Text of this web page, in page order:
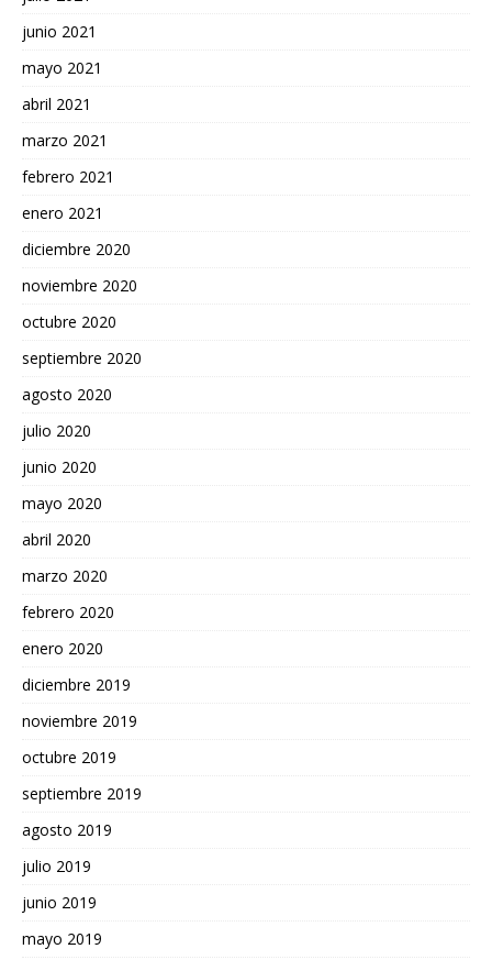
junio 2021
mayo 2021
abril 2021
marzo 2021
febrero 2021
enero 2021
diciembre 2020
noviembre 2020
octubre 2020
septiembre 2020
agosto 2020
julio 2020
junio 2020
mayo 2020
abril 2020
marzo 2020
febrero 2020
enero 2020
diciembre 2019
noviembre 2019
octubre 2019
septiembre 2019
agosto 2019
julio 2019
junio 2019
mayo 2019